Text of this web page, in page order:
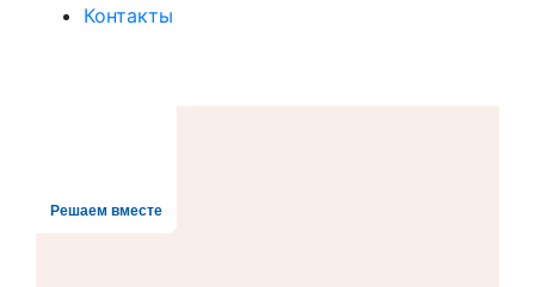
Контакты
Решаем вместе